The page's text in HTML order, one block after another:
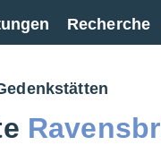
Recherche